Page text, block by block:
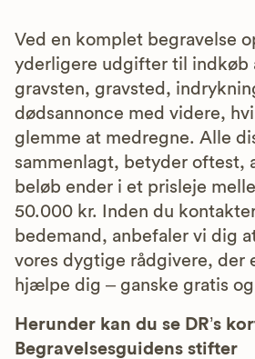
Ved en komplet begravelse
yderligere udgifter til indkøb
gravsten, gravsted,
dødsannonce med videre,
glemme at medregne. Alle
sammenlagt, betyder oftest,
beløb ender i et prisleje
50.000 kr. Inden du
bedemand, anbefaler vi dig
vores dygtige rådgivere, der
hjælpe dig – ganske gratis
Herunder kan du se DR’s
Begravelsesguidens stifter